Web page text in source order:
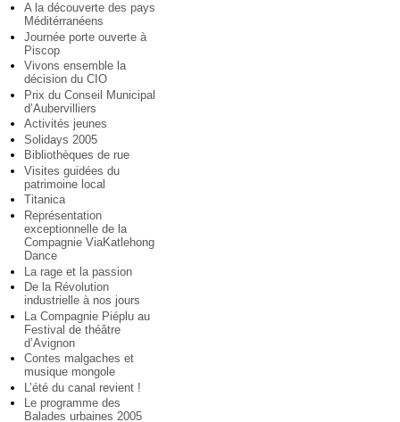
A la découverte des pays
Méditérranéens
Journée porte ouverte à
Piscop
Vivons ensemble la
décision du CIO
Prix du Conseil Municipal
d’Aubervilliers
Activités jeunes
Solidays 2005
Bibliothèques de rue
Visites guidées du
patrimoine local
Titanica
Représentation
exceptionnelle de la
Compagnie ViaKatlehong
Dance
La rage et la passion
De la Révolution
industrielle à nos jours
La Compagnie Piéplu au
Festival de théâtre
d’Avignon
Contes malgaches et
musique mongole
L’été du canal revient !
Le programme des
Balades urbaines 2005